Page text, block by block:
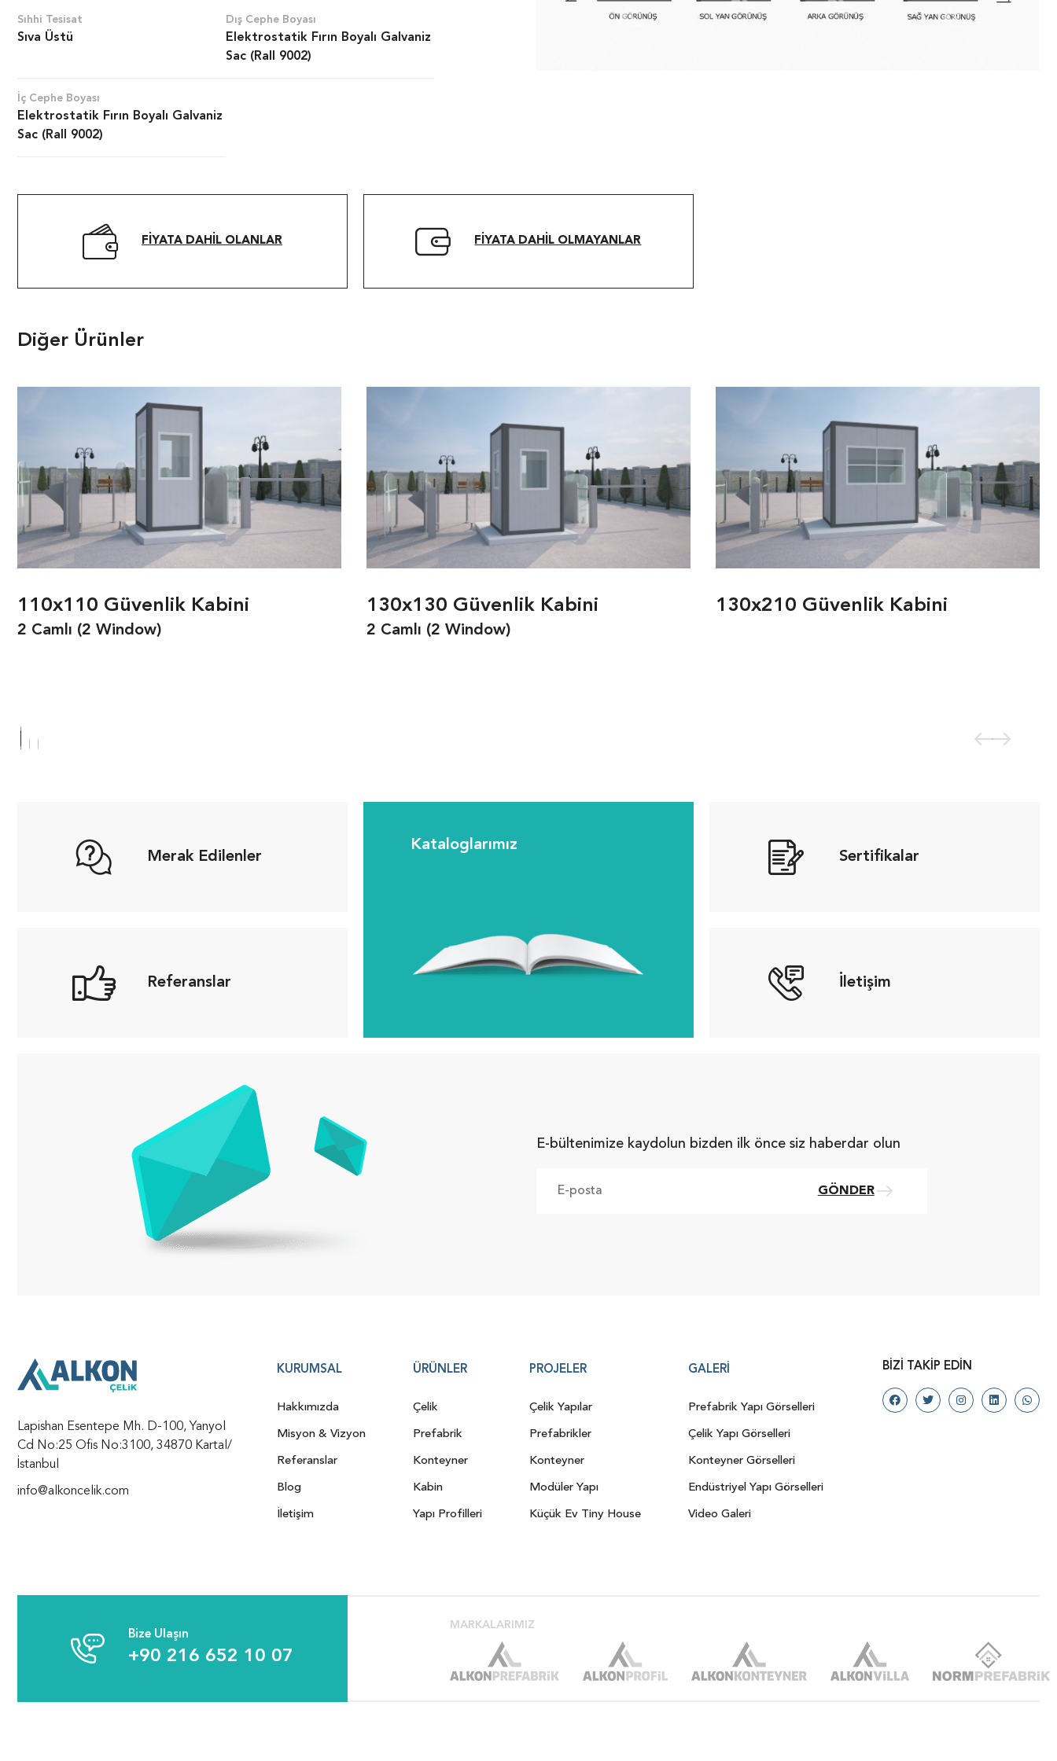
Sıhhi Tesisat
Sıva Üstü
Dış Cephe Boyası
Elektrostatik Fırın Boyalı Galvaniz
Sac (Rall 9002)
İç Cephe Boyası
Elektrostatik Fırın Boyalı Galvaniz
Sac (Rall 9002)
FIYATA DAHIL OLANLAR FIYATA DAHIL OLMAYANLAR
Diğer Ürünler
110x110 Güvenlik Kabini
2 Camlı (2 Window)
130x130 Güvenlik Kabini
2 Camlı (2 Window)
130x210 Güvenlik Kabini
Merak Edilenler
Referanslar
Kataloglarımız
Sertifikalar
İletişim
E-bültenimize kaydolun bizden ilk önce siz haberdar olun
GÖNDER
Lapishan Esentepe Mh. D-100, Yanyol
Cd No:25 Ofis No:3100, 34870 Kartal/
İstanbul
info@alkoncelik.com
KURUMSAL
Hakkımızda
Misyon & Vizyon
Referanslar
Blog
İletişim
ÜRÜNLER
Çelik
Prefabrik
Konteyner
Kabin
Yapı Profilleri
PROJELER
Çelik Yapılar
Prefabrikler
Konteyner
Modüler Yapı
Küçük Ev Tiny House
GALERI
Prefabrik Yapı Görselleri
Çelik Yapı Görselleri
Konteyner Görselleri
Endüstriyel Yapı Görselleri
Video Galeri
BIZI TAKIP EDIN
Bize Ulaşın
+90 216 652 10 07
MARKALARIMIZ